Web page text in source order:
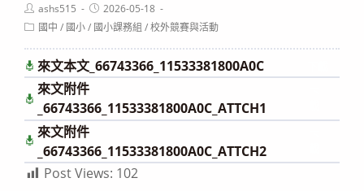
Post
author:
ashs515
Post
published:
2026-05-18
Post國中 / 國小/ 國小課務組 /校外競賽與活動
來文本文_66743366_11533381800A0C
來文附件
_66743366_11533381800A0C_ATTCH1
來文附件
_66743366_11533381800A0C_ATTCH2
Post Views: 102